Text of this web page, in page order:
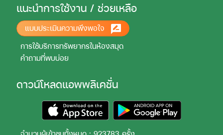
แนะนำการใช้งาน / ช่วยเหลือ
แบบประเมินความพึงพอใจ
การใช้บริการทรัพยากรในห้องสมุด
คำถามที่พบบ่อย
ดาวน์โหลดแอพพลิเคชั่น